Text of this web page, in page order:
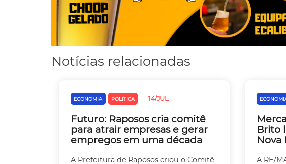
Notícias relacionadas
ECONOMIA POLÍTICA 14/JUL
Futuro: Raposos cria comitê
para atrair empresas e gerar
empregos em uma década
A Prefeitura de Raposos criou o Comitê
Brito
Nova
A RE/